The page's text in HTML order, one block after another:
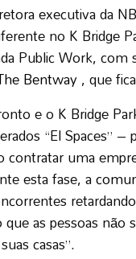
executiva da
no K Bridge
Public Work,
Bentway , que
e o K Bridge
“El Spaces”
contratar uma
esta fase, a
as pessoas
casas”.